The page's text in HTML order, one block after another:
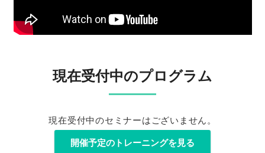
現在受付中のプログラム
現在受付中のセミナーはございません。
開催予定のトレーニングを見る